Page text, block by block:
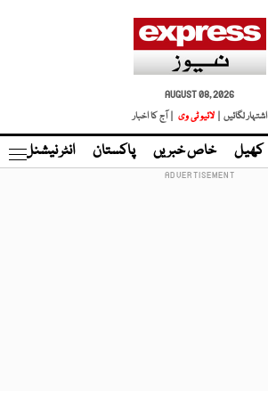
AUGUST 08, 2026
اشتہار لگائیں |
لائیو ٹی وی | آج کا اخبار
کھیل خاص خبریں پاکستان انٹر نیشنل